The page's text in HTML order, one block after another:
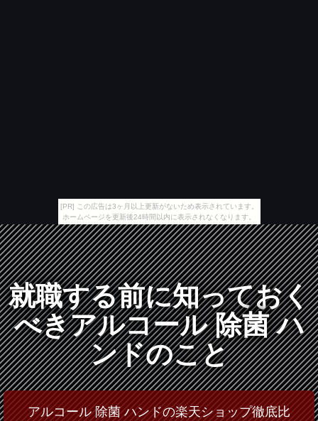
[PR] この広告は3ヶ月以上更新がないため表示されています。
ホームページを更新後24時間以内に表示されなくなります。
就職する前に知っておく
べきアルコール 除菌 ハ
ンドのこと
アルコール 除菌 ハンドの楽天ショップ徹底比